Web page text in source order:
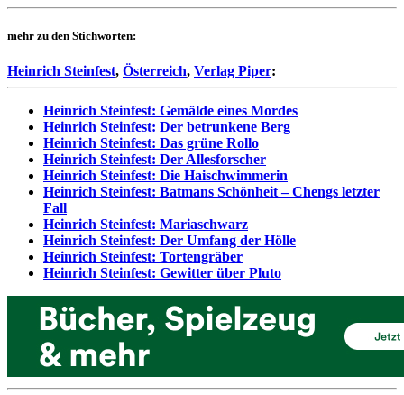
mehr zu den Stichworten:
Heinrich Steinfest, Österreich, Verlag Piper:
Heinrich Steinfest: Gemälde eines Mordes
Heinrich Steinfest: Der betrunkene Berg
Heinrich Steinfest: Das grüne Rollo
Heinrich Steinfest: Der Allesforscher
Heinrich Steinfest: Die Haischwimmerin
Heinrich Steinfest: Batmans Schönheit – Chengs letzter
Fall
Heinrich Steinfest: Mariaschwarz
Heinrich Steinfest: Der Umfang der Hölle
Heinrich Steinfest: Tortengräber
Heinrich Steinfest: Gewitter über Pluto